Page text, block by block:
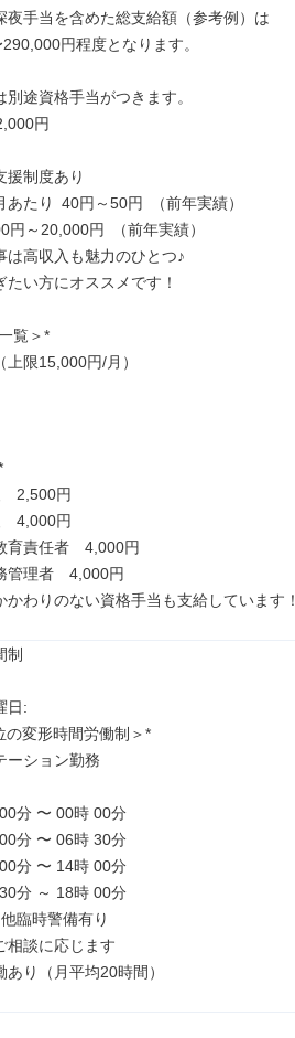
夜手当を含めた総支給額（参考例）は
円程度となります。
別途資格手当がつきます。
円
援制度あり
あたり 40円～50円 （前年実績）
円～20,000円 （前年実績）
は高収入も魅力のひとつ♪
たい方にオススメです！
覧＞*
上限15,000円/月）
2,500円
4,000円
育責任者　4,000円
管理者　4,000円
かわりのない資格手当も支給しています！
制
日:
の変形時間労働制＞*
ーション勤務
00分 〜 00時 00分
00分 〜 06時 30分
00分 〜 14時 00分
30分 ～ 18時 00分
臨時警備有り
相談に応じます
り（月平均20時間）